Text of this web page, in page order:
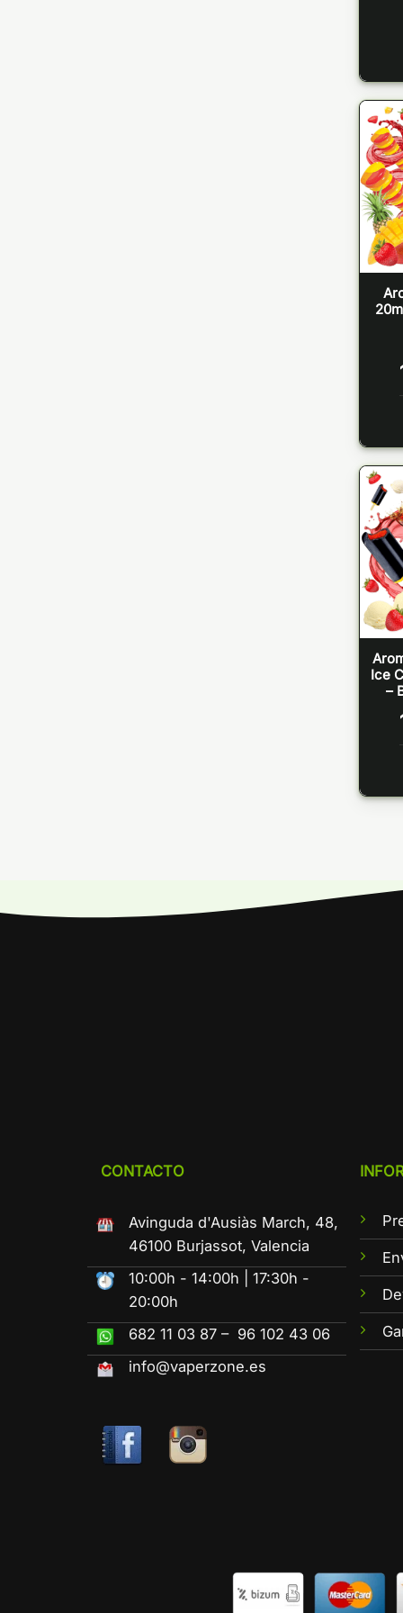
Ice
–
CONTACTO
Avinguda d'Ausiàs March, 48,
46100 Burjassot, Valencia
10:00h - 14:00h | 17:30h -
20:00h
682 11 03 87 – 96 102 43 06
info@vaperzone.es